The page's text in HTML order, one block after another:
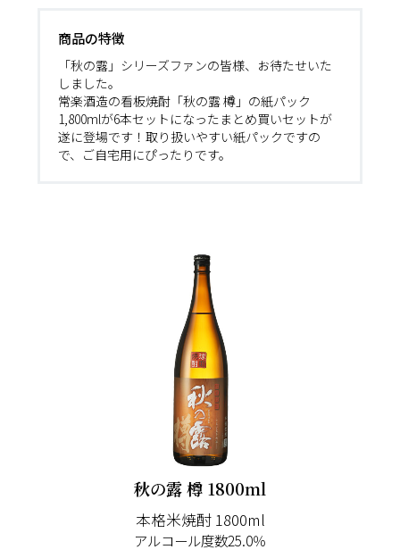
商品の特徴
「秋の露」シリーズファンの皆様、お待たせいた
しました。
常楽酒造の看板焼酎「秋の露 樽」の紙パック
1,800mlが6本セットになったまとめ買いセットが
遂に登場です！取り扱いやすい紙パックですの
で、ご自宅用にぴったりです。
秋の露 樽 1800ml
本格米焼酎 1800ml
アルコール度数25.0％